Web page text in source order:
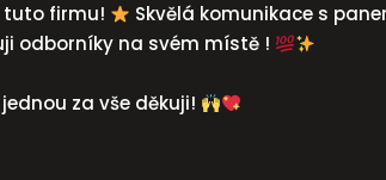
tuto firmu! Skvělá komunikace s
odborníky na svém místě !
za vše děkuji!